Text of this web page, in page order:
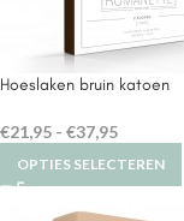
Hoeslaken bruin katoen
€21,95 - €37,95
OPTIES SELECTEREN